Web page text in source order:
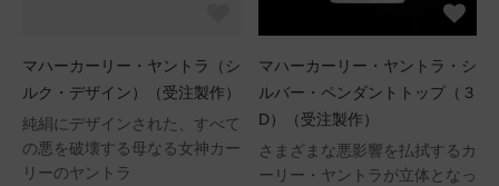
マハーカーリー・ヤントラ（シ
ルク・デザイン）（受注製作）
純絹にデザインされた、すべて
の悪を破壊する母なる女神カー
リーのヤントラ
マハーカーリー・ヤントラ・シ
ルバー・ペンダントトップ（３
D）（受注製作）
さまざまな悪影響を払拭するカ
ーリー・ヤントラが立体となっ